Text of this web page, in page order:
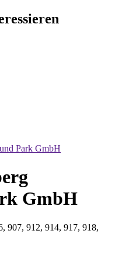
Park GmbH
GmbH
907, 912, 914, 917, 918,